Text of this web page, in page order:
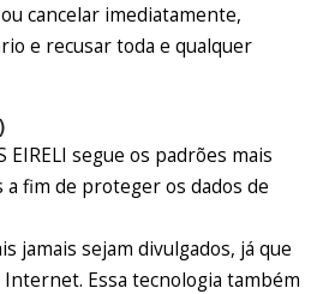
ou cancelar imediatamente,
e recusar toda e qualquer
EIRELI segue os padrões mais
fim de proteger os dados de
jamais sejam divulgados, já que
Essa tecnologia também